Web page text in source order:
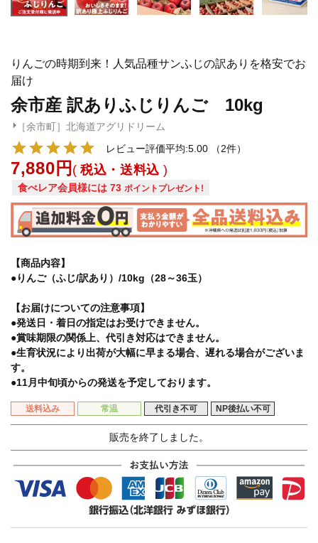
りんごの時期到来！人気品種サンふじの訳ありを格安でお
届け
余市産 訳ありふじりんご 10kg
［余市町］北海道アグリドリーム
レビュー評価平均:5.00
（2件）
7,880 税込・送料込
食べレア会員様には 73 ポイントプレゼント!
【商品内容】
●りんご（ふじ/訳あり）/10kg（28～36玉）
【お届けについての注意事項】
●発送日・着日の指定はお受けできません。
●賞味期限の関係上、代引き対応はできません。
●生育状況により出荷が大幅に早まる場合、遅れる場合がございま
す。
●11月中旬頃からの発送を予定しております。
送料込み 常温 代引き不可 NP後払い不可
販売を終了しました。